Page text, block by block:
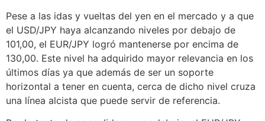
Pese a las idas y vueltas del yen en el mercado y a que
el USD/JPY haya alcanzando niveles por debajo de
101,00, el EUR/JPY logró mantenerse por encima de
130,00. Este nivel ha adquirido mayor relevancia en los
últimos días ya que además de ser un soporte
horizontal a tener en cuenta, cerca de dicho nivel cruza
una línea alcista que puede servir de referencia.